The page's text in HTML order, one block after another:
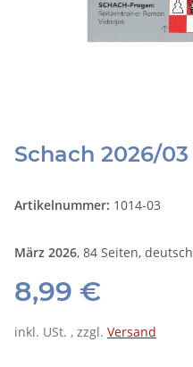
Schach 2026/03
Artikelnummer: 1014-03
März 2026, 84 Seiten, deutsch
8,99 €
inkl. USt. , zzgl. Versand